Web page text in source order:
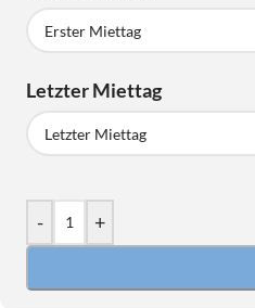
MO DI
3
Letzter Miettag
MO DI MI
27 28 29
- +